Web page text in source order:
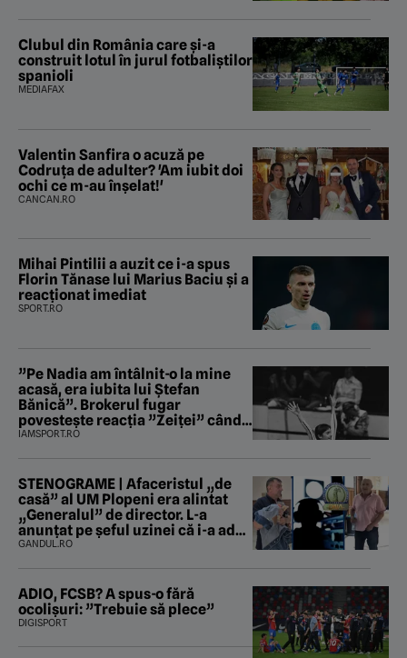
Clubul din România care și-a
construit lotul în jurul fotbaliștilor
spanioli
MEDIAFAX
Valentin Sanfira o acuză pe
Codruța de adulter? 'Am iubit doi
ochi ce m-au înșelat!'
CANCAN.RO
Mihai Pintilii a auzit ce i-a spus
Florin Tănase lui Marius Baciu și a
reacționat imediat
SPORT.RO
”Pe Nadia am întâlnit-o la mine
acasă, era iubita lui Ștefan
Bănică”. Brokerul fugar
povestește reacția ”Zeiței” când
i-a intrat în baie
IAMSPORT.RO
STENOGRAME | Afaceristul „de
casă” al UM Plopeni era alintat
„Generalul” de director. L-a
anunțat pe șeful uzinei că i-a adus
„subțireanu, așa”
GANDUL.RO
ADIO, FCSB? A spus-o fără
ocolișuri: ”Trebuie să plece”
DIGISPORT